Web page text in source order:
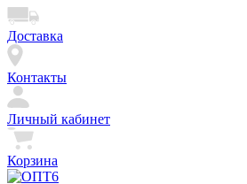
Доставка
Контакты
Личный кабинет
Корзина